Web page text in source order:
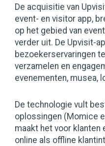
De acquisitie van
event- en visitor app,
op het gebied van
verder uit. De Upvisit-
bezoekerservaringen
verzamelen en
evenementen, musea,
De technologie vult
oplossingen (Momice
maakt het voor klanten
online als offline